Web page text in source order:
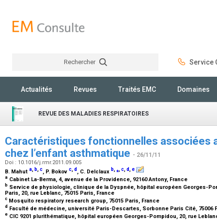
Rechercher Service
Actualités Revues Traités EMC Domaines
REVUE DES MALADIES RESPIRATOIRES
Caractéristiques fonctionnelles associées
chez l’enfant asthmatique - 26/11/11
Doi : 10.1016/j.rmr.2011.09.005
B. Mahut a, b,c, P. Bokov c,d , C. Delclaux b,⁎,c,d,e
a Cabinet La-Berma, 4, avenue de la Providence, 92160 Antony, France
b Service de physiologie, clinique de la Dyspnée, hôpital européen Georges-
Paris, 20, rue Leblanc, 75015 Paris, France
c Mosquito respiratory research group, 75015 Paris, France
d Faculté de médecine, université Paris-Descartes, Sorbonne Paris Cité, 75006
e CIC 9201 plurithématique, hôpital européen Georges-Pompidou, 20, rue